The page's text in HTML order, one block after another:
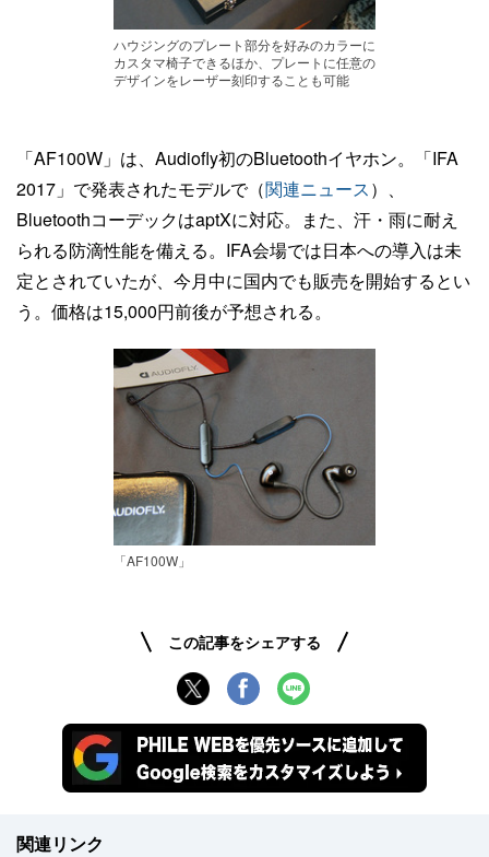
ハウジングのプレート部分を好みのカラーに
カスタマ椅子できるほか、プレートに任意の
デザインをレーザー刻印することも可能
「AF100W」は、Audiofly初のBluetoothイヤホン。「IFA
2017」で発表されたモデルで（関連ニュース）、
BluetoothコーデックはaptXに対応。また、汗・雨に耐え
られる防滴性能を備える。IFA会場では日本への導入は未
定とされていたが、今月中に国内でも販売を開始するとい
う。価格は15,000円前後が予想される。
「AF100W」
この記事をシェアする
関連リンク